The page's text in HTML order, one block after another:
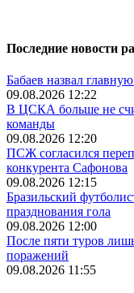
Последние новости
Бабаев назвал
09.08.2026 12:22
В ЦСКА больше не
команды
09.08.2026 12:20
ПСЖ согласился
конкурента Сафонова
09.08.2026 12:15
Бразильский
празднования гола
09.08.2026 12:00
После пяти туров
поражений
09.08.2026 11:55